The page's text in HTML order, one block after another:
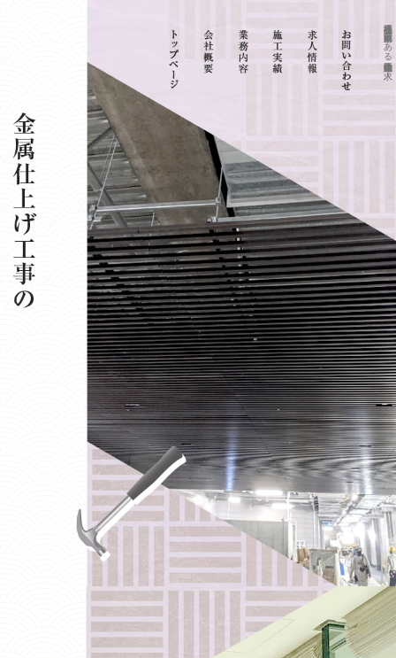
株式会社小貫技巧｜東京都墨田区にある建築金物施工会社｜求人